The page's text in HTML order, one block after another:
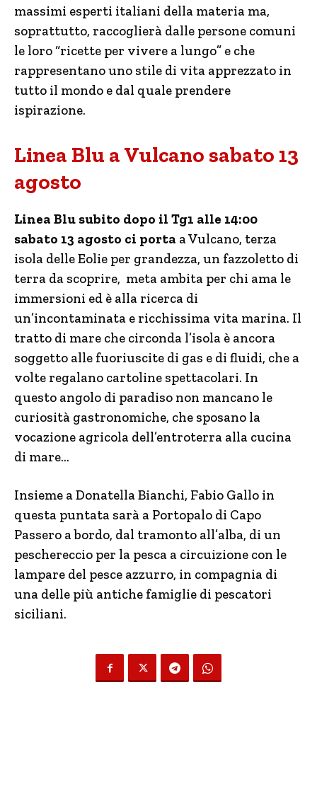
massimi esperti italiani della materia ma,
soprattutto, raccoglierà dalle persone comuni
le loro “ricette per vivere a lungo” e che
rappresentano uno stile di vita apprezzato in
tutto il mondo e dal quale prendere
ispirazione.
Linea Blu a Vulcano sabato 13
agosto
Linea Blu subito dopo il Tg1 alle 14:00
sabato 13 agosto ci porta a Vulcano, terza
isola delle Eolie per grandezza, un fazzoletto di
terra da scoprire, meta ambita per chi ama le
immersioni ed è alla ricerca di
un’incontaminata e ricchissima vita marina. Il
tratto di mare che circonda l’isola è ancora
soggetto alle fuoriuscite di gas e di fluidi, che a
volte regalano cartoline spettacolari. In
questo angolo di paradiso non mancano le
curiosità gastronomiche, che sposano la
vocazione agricola dell’entroterra alla cucina
di mare…
Insieme a Donatella Bianchi, Fabio Gallo in
questa puntata sarà a Portopalo di Capo
Passero a bordo, dal tramonto all’alba, di un
peschereccio per la pesca a circuizione con le
lampare del pesce azzurro, in compagnia di
una delle più antiche famiglie di pescatori
siciliani.